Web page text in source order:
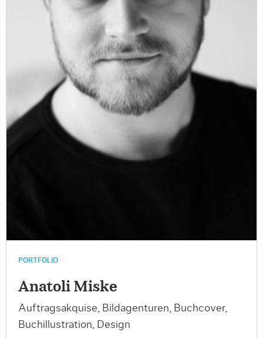
PORTFOLIO
Anatoli Miske
Auftragsakquise, Bildagenturen, Buchcover,
Buchillustration, Design